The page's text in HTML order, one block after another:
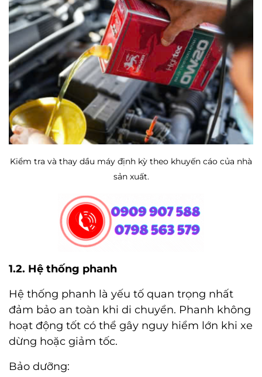
Kiểm tra và thay dầu máy định kỳ theo khuyến cáo của nhà
sản xuất.
1.2. Hệ thống phanh
Hệ thống phanh là yếu tố quan trọng nhất
đảm bảo an toàn khi di chuyển. Phanh không
hoạt động tốt có thể gây nguy hiểm lớn khi xe
dừng hoặc giảm tốc.
Bảo dưỡng: